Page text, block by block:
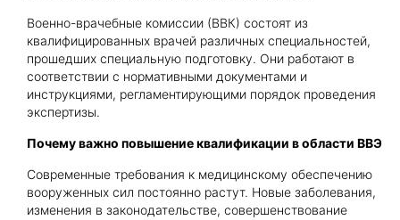
Военно-врачебные комиссии (ВВК) состоят из
квалифицированных врачей различных специальностей,
прошедших специальную подготовку. Они работают в
соответствии с нормативными документами и
инструкциями, регламентирующими порядок проведения
экспертизы.
Почему важно повышение квалификации в области ВВЭ
Современные требования к медицинскому обеспечению
вооруженных сил постоянно растут. Новые заболевания,
изменения в законодательстве, совершенствование